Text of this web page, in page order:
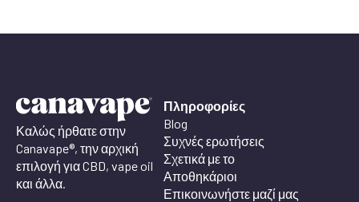
Καλώς ήρθατε στην
Canavape®, την αρχική
επιλογή για CBD, vape oil
και άλλα.
Πληροφορίες
Blog
Συχνές ερωτήσεις
Σχετικά με το
Αποθηκάριοι
Επικοινωνήστε μαζί μας